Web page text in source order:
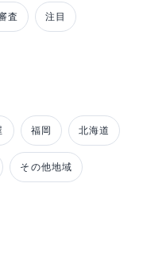
査 注目
福岡 北海道
その他地域